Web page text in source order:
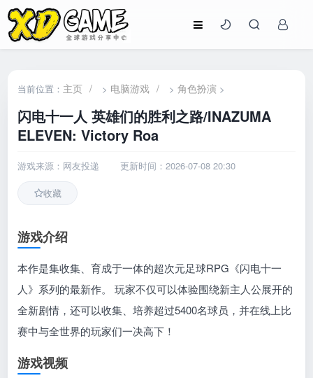
当前位置： 主页 / > 电脑游戏 / >角色扮演 >
闪电十一人 英雄们的胜利之路/INAZUMA
ELEVEN: Victory Roa
游戏来源：网友投递 更新时间：2026-07-08 20:30
收藏
游戏介绍
本作是集收集、育成于一体的超次元足球RPG《闪电十一
人》系列的最新作。 玩家不仅可以体验围绕新主人公展开的
全新剧情，还可以收集、培养超过5400名球员，并在线上比
赛中与全世界的玩家们一决高下！
游戏视频